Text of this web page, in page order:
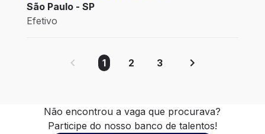
São Paulo - SP
Efetivo
1 2 3
Não encontrou a vaga que procurava?
Participe do nosso banco de talentos!